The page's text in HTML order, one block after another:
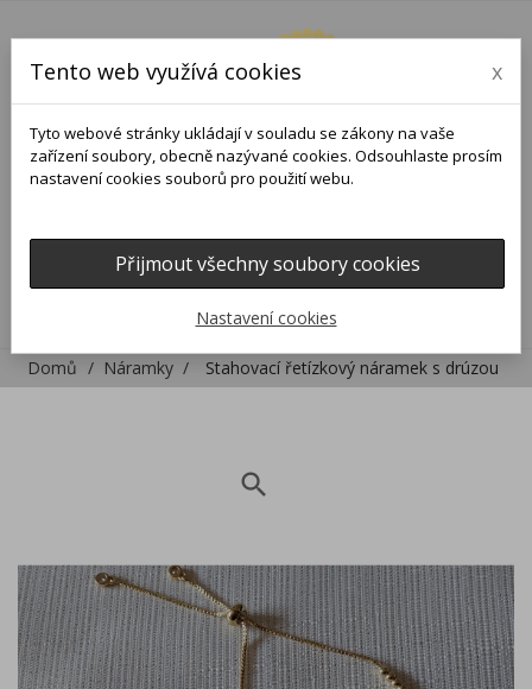
Domů Náramky Stahovací řetízkový náramek s drúzou
search
Tento web využívá cookies x
Tyto webové stránky ukládají v souladu se zákony na vaše
zařízení soubory, obecně nazývané cookies. Odsouhlaste prosím
nastavení cookies souborů pro použití webu.
Přijmout všechny soubory cookies
Nastavení cookies